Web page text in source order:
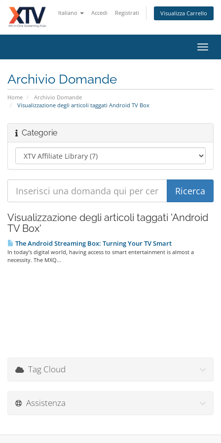
Italiano Accedi Registrati Visualizza Carrello
Attiva
Archivio Domande
Home
Archivio Domande
Visualizzazione degli articoli taggati Android TV Box
Categorie
Visualizzazione degli articoli taggati 'Android
TV Box'
The Android Streaming Box: Turning Your TV Smart
In today’s digital world, having access to smart entertainment is almost a
necessity. The MXQ...
Tag Cloud
Assistenza